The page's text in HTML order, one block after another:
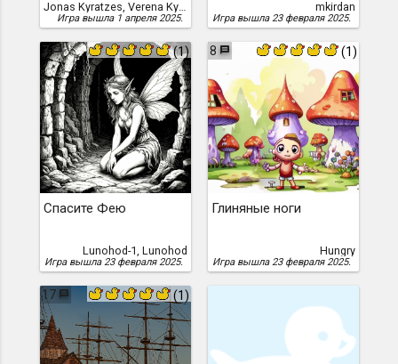
Jonas Kyratzes, Verena Kyratzes
Игра вышла 1 апреля 2025.
mkirdan
Игра вышла 23 февраля 2025.
7 (1)
Спасите Фею
Lunohod-1, Lunohod
Игра вышла 23 февраля 2025.
8 (1)
Глиняные ноги
Hungry
Игра вышла 23 февраля 2025.
17 (1)